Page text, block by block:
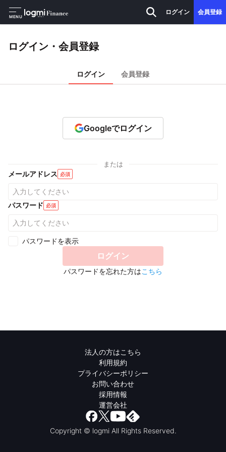
MENU
ログイン 会員登録
ログイン・会員登録
ログイン 会員登録
Googleでログイン
または
メールアドレス 必須
パスワード 必須
パスワードを表示
ログイン
パスワードを忘れた方はこちら
法人の方はこちら
利用規約
プライバシーポリシー
お問い合わせ
採用情報
運営会社
Copyright © logmi All Rights Reserved.